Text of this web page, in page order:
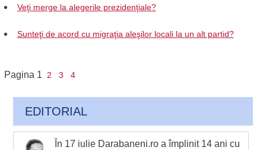
Veţi merge la alegerile prezidenţiale?
Sunteţi de acord cu migraţia aleşilor locali la un alt partid?
Pagina 1 2 3 4
EDITORIAL
În 17 iulie Darabaneni.ro a împlinit 14 ani cu